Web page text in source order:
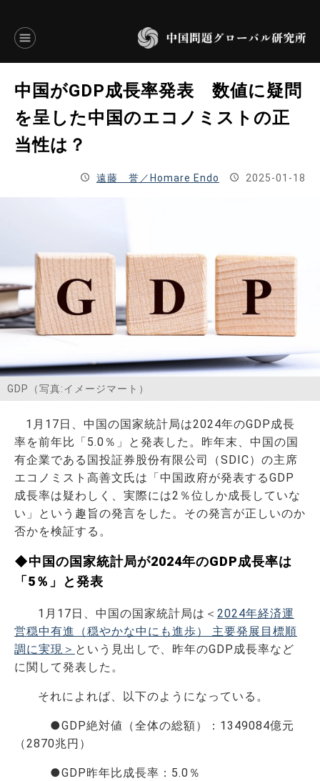
言語別アーカイブ
ENGLISH
JAPANESE
研究所概要
設立趣意書
中国がGDP成長率発表 数値に疑問
を呈した中国のエコノミストの正
当性は？
遠藤 誉／Homare Endo 2025-01-18
GDP（写真:イメージマート）
1月17日、中国の国家統計局は2024年のGDP成長
率を前年比「5.0％」と発表した。昨年末、中国の国
有企業である国投証券股份有限公司（SDIC）の主席
エコノミスト高善文氏は「中国政府が発表するGDP
成長率は疑わしく、実際には2％位しか成長していな
い」という趣旨の発言をした。その発言が正しいのか
否かを検証する。
◆中国の国家統計局が2024年のGDP成長率は
「5％」と発表
1月17日、中国の国家統計局は＜ 2024年経済運
営穏中有進（穏やかな中にも進歩） 主要発展目標順
調に実現＞ という見出しで、昨年のGDP成長率など
に関して発表した。
それによれば、以下のようになっている。
●GDP絶対値（全体の総額）：1349084億元
（2870兆円）
●GDP昨年比成長率：5.0％